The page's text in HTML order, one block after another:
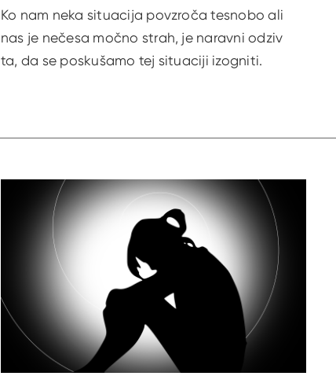
Ko nam neka situacija povzroča tesnobo ali
nas je nečesa močno strah, je naravni odziv
ta, da se poskušamo tej situaciji izogniti.